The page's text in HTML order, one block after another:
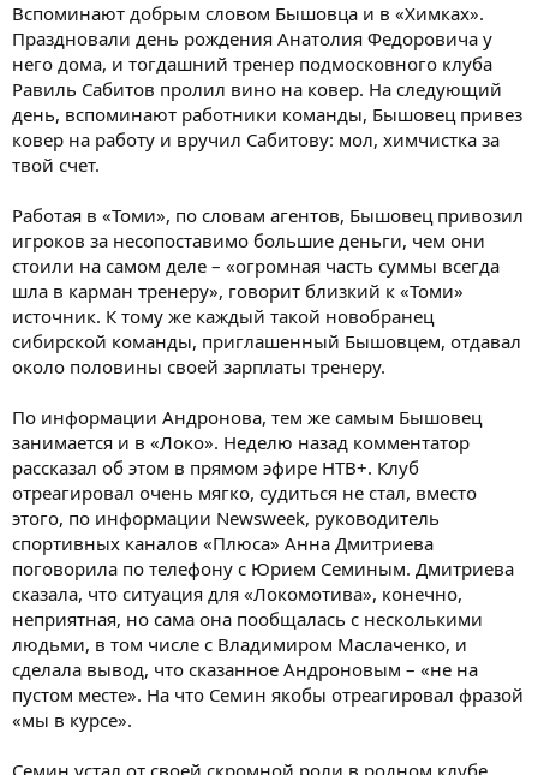
Вспоминают добрым словом Бышовца и в «Химках».
Праздновали день рождения Анатолия Федоровича у
него дома, и тогдашний тренер подмосковного клуба
Равиль Сабитов пролил вино на ковер. На следующий
день, вспоминают работники команды, Бышовец привез
ковер на работу и вручил Сабитову: мол, химчистка за
твой счет.
Работая в «Томи», по словам агентов, Бышовец привозил
игроков за несопоставимо большие деньги, чем они
стоили на самом деле – «огромная часть суммы всегда
шла в карман тренеру», говорит близкий к «Томи»
источник. К тому же каждый такой новобранец
сибирской команды, приглашенный Бышовцем, отдавал
около половины своей зарплаты тренеру.
По информации Андронова, тем же самым Бышовец
занимается и в «Локо». Неделю назад комментатор
рассказал об этом в прямом эфире НТВ+. Клуб
отреагировал очень мягко, судиться не стал, вместо
этого, по информации Newsweek, руководитель
спортивных каналов «Плюса» Анна Дмитриева
поговорила по телефону с Юрием Семиным. Дмитриева
сказала, что ситуация для «Локомотива», конечно,
неприятная, но сама она пообщалась с несколькими
людьми, в том числе с Владимиром Маслаченко, и
сделала вывод, что сказанное Андроновым – «не на
пустом месте». На что Семин якобы отреагировал фразой
«мы в курсе».